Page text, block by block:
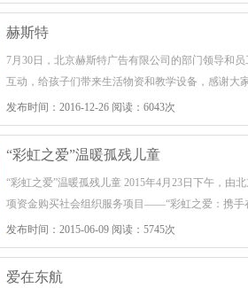
赫斯特
7月30日，北京赫斯特广告有限公司的部门领导和
互动，给孩子们带来生活物资和教学设备，感谢大
发布时间：2016-12-26 阅读：6043次
“彩虹之爱”温暖孤残儿童
“彩虹之爱”温暖孤残儿童 2015年4月23日下午，由
项资金购买社会组织服务项目——“彩虹之爱：携手
发布时间：2015-06-09 阅读：5745次
爱在东航